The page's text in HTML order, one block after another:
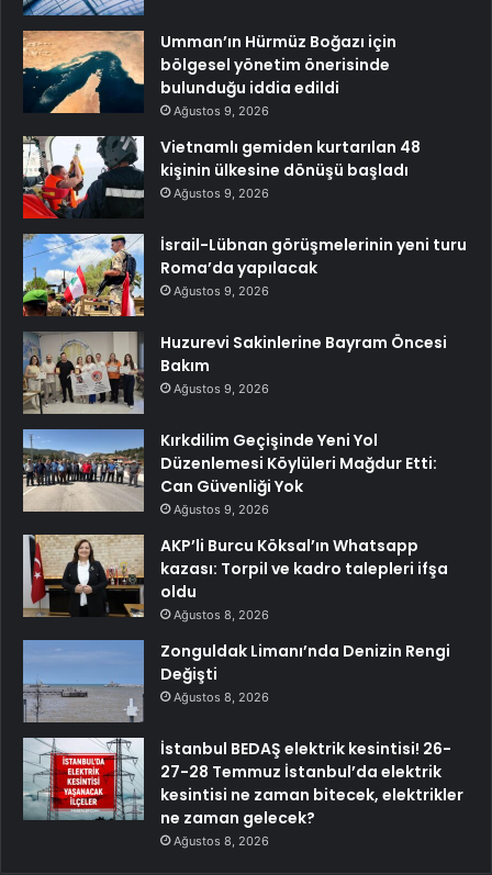
Umman’ın Hürmüz Boğazı için
bölgesel yönetim önerisinde
bulunduğu iddia edildi
Ağustos 9, 2026
Vietnamlı gemiden kurtarılan 48
kişinin ülkesine dönüşü başladı
Ağustos 9, 2026
İsrail-Lübnan görüşmelerinin yeni turu
Roma’da yapılacak
Ağustos 9, 2026
Huzurevi Sakinlerine Bayram Öncesi
Bakım
Ağustos 9, 2026
Kırkdilim Geçişinde Yeni Yol
Düzenlemesi Köylüleri Mağdur Etti:
Can Güvenliği Yok
Ağustos 9, 2026
AKP’li Burcu Köksal’ın Whatsapp
kazası: Torpil ve kadro talepleri ifşa
oldu
Ağustos 8, 2026
Zonguldak Limanı’nda Denizin Rengi
Değişti
Ağustos 8, 2026
İstanbul BEDAŞ elektrik kesintisi! 26-
27-28 Temmuz İstanbul’da elektrik
kesintisi ne zaman bitecek, elektrikler
ne zaman gelecek?
Ağustos 8, 2026